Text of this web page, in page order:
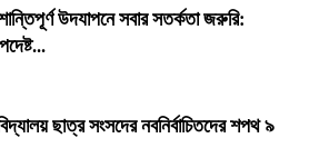
উদযাপনে সবার সতর্কতা জরুরি:
ছাত্র সংসদের নবনির্বাচিতদের শপথ ৯